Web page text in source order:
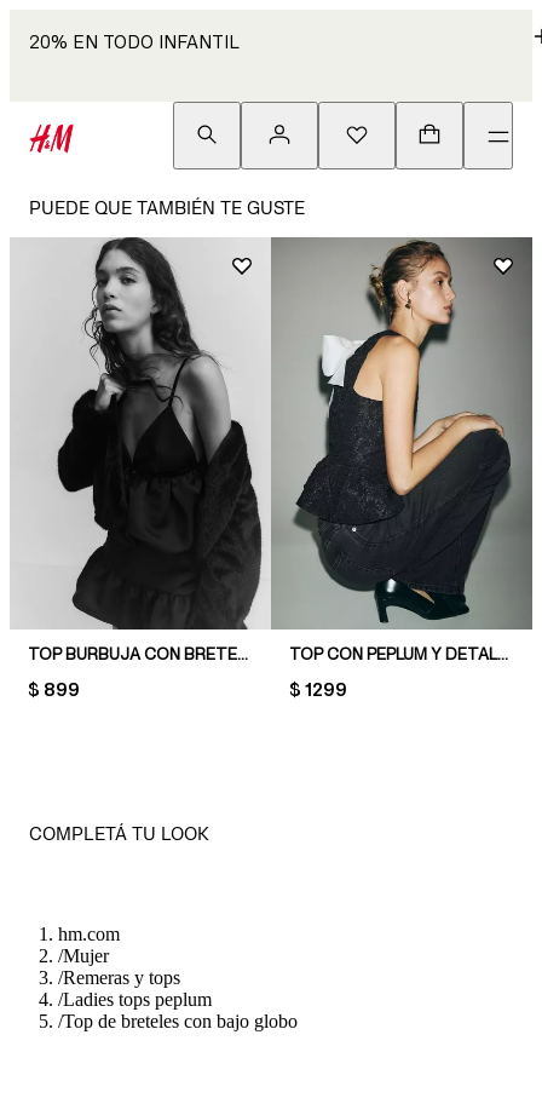
20% EN TODO INFANTIL
PUEDE QUE TAMBIÉN TE GUSTE
TOP BURBUJA CON BRETELES SPAGHETTI
PRICE:
$ 899
TOP CON PEPLUM Y DETALLE DE MOÑA
PRICE:
$ 1299
COMPLETÁ TU LOOK
hm.com
/Mujer
/Remeras y tops
/Ladies tops peplum
/Top de breteles con bajo globo